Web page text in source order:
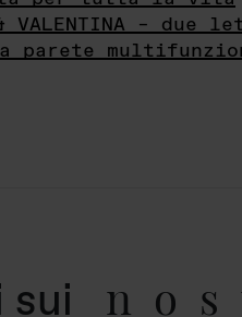
& VALENTINA – due
la parete
sui